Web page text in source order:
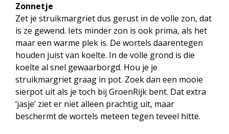
Zonnetje
Zet je struikmargriet dus gerust in de volle zon, dat
is ze gewend. Iets minder zon is ook prima, als het
maar een warme plek is. De wortels daarentegen
houden juist van koelte. In de volle grond is die
koelte al snel gewaarborgd. Hou je je
struikmargriet graag in pot. Zoek dan een mooie
sierpot uit als je toch bij GroenRijk bent. Dat extra
‘jasje’ ziet er niet alleen prachtig uit, maar
beschermt de wortels meteen tegen teveel hitte.